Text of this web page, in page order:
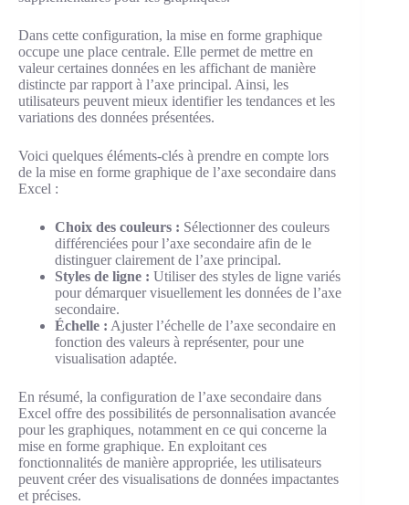
Dans cette configuration, la mise en forme graphique
occupe une place centrale. Elle permet de mettre en
valeur certaines données en les affichant de manière
distincte par rapport à l’axe principal. Ainsi, les
utilisateurs peuvent mieux identifier les tendances et les
variations des données présentées.
Voici quelques éléments-clés à prendre en compte lors
de la mise en forme graphique de l’axe secondaire dans
Excel :
Choix des couleurs : Sélectionner des couleurs
différenciées pour l’axe secondaire afin de le
distinguer clairement de l’axe principal.
Styles de ligne : Utiliser des styles de ligne variés
pour démarquer visuellement les données de l’axe
secondaire.
Échelle : Ajuster l’échelle de l’axe secondaire en
fonction des valeurs à représenter, pour une
visualisation adaptée.
En résumé, la configuration de l’axe secondaire dans
Excel offre des possibilités de personnalisation avancée
pour les graphiques, notamment en ce qui concerne la
mise en forme graphique. En exploitant ces
fonctionnalités de manière appropriée, les utilisateurs
peuvent créer des visualisations de données impactantes
et précises.